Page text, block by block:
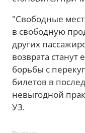
"Свободные
в свободную
других
возврата
борьбы с
билетов в
невыгодной
УЗ.